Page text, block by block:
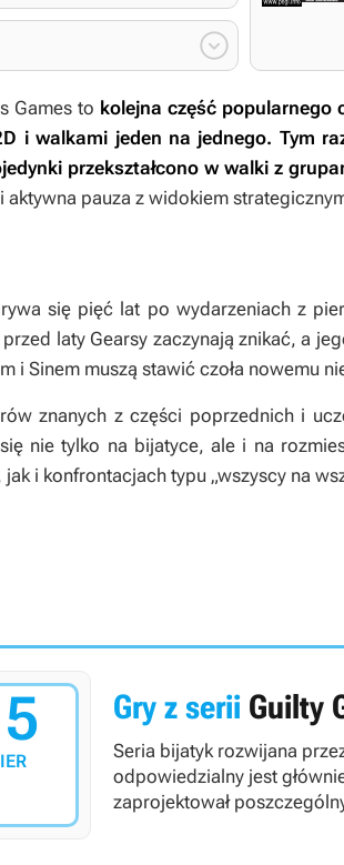

Games to kolejna część popularnego
i walkami jeden na jednego. Tym
przekształcono w walki z
pauza z widokiem
się pięć lat po wydarzeniach z
laty Gearsy zaczynają znikać, a
i Sinem muszą stawić czoła nowemu
znanych z części poprzednich i
nie tylko na bijatyce, ale i na
i konfrontacjach typu „wszyscy na
Gry z serii Guilty
Seria bijatyk rozwijana
odpowiedzialny jest
zaprojektował